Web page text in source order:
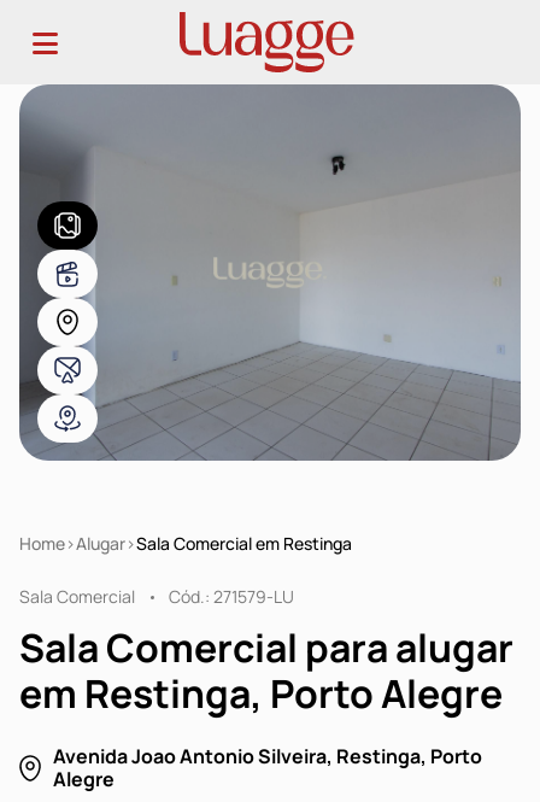
Home Alugar Sala Comercial em Restinga
Sala Comercial Cód.: 271579-LU
Sala Comercial para alugar
em Restinga, Porto Alegre
Avenida Joao Antonio Silveira, Restinga, Porto
Alegre